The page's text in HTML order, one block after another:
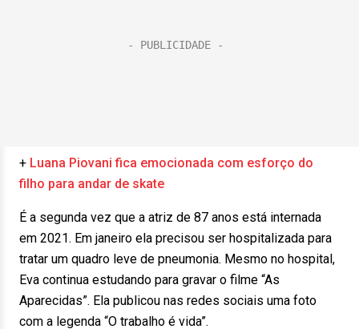
+ Luana Piovani fica emocionada com esforço do
filho para andar de skate
É a segunda vez que a atriz de 87 anos está internada
em 2021. Em janeiro ela precisou ser hospitalizada para
tratar um quadro leve de pneumonia. Mesmo no hospital,
Eva continua estudando para gravar o filme “As
Aparecidas”. Ela publicou nas redes sociais uma foto
com a legenda “O trabalho é vida”.